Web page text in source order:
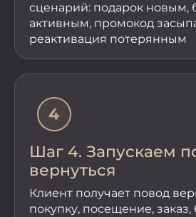
сценарий: подарок новым,
активным, промокод
реактивация потерянным
Шаг 4. Запускаем
вернуться
Клиент получает повод
покупку, посещение,